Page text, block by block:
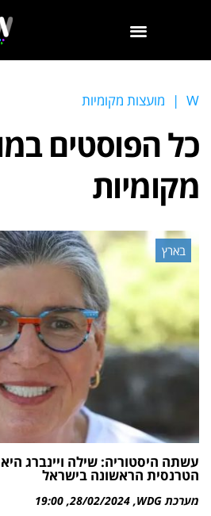
W
| מועצות מקומיות
כל הפוסטים ב
מקומיות
בארץ
עשתה היסטוריה: שילה ויינברג
הטרנסית הראשונה בישראל
מערכת WDG 28/02/2024
19:00